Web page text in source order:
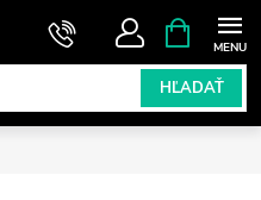
HĽADAŤ
KOŠÍK